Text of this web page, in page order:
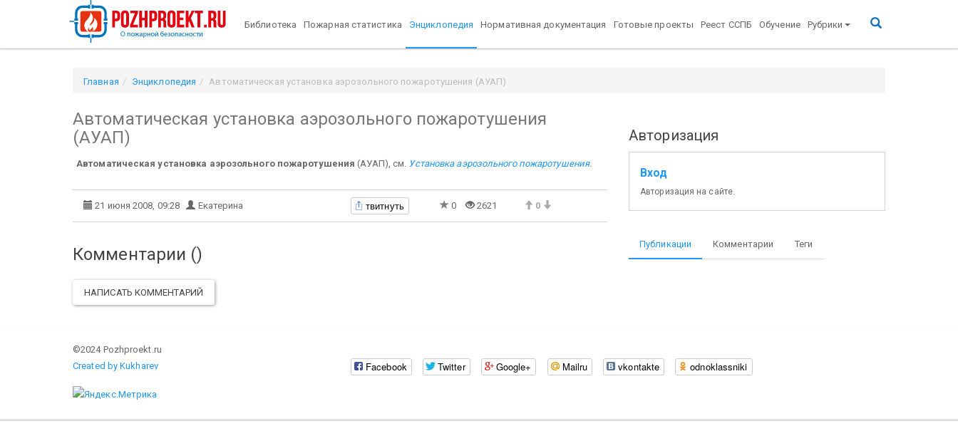
Библиотека Пожарная статистика Энциклопедия Нормативная документация Готовые проекты Реест ССПБ Обучение Рубрики
Главная Энциклопедия Автоматическая установка аэрозольного пожаротушения (АУАП)
Автоматическая установка аэрозольного пожаротушения
(АУАП)
Автоматическая установка аэрозольного пожаротушения (АУАП), см. Установка аэрозольного пожаротушения.
21 июня 2008, 09:28 Екатерина твитнуть 0 2621 0
Комментарии ()
НАПИСАТЬ КОММЕНТАРИЙ
Авторизация
Вход
Авторизация на сайте.
Публикации Комментарии Теги
©2024 Pozhproekt.ru
Created by Kukharev
Facebook Twitter Google+ Mailru vkontakte odnoklassniki